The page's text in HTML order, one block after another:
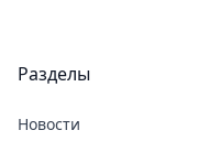
Разделы
Новости